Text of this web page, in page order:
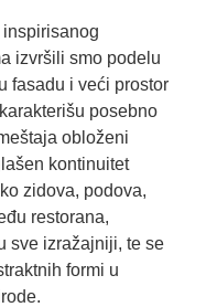
izvršili smo podelu
fasadu i veći prostor
posebno
obloženi
kontinuitet
zidova, podova,
restorana,
sve izražajniji, te se
formi u